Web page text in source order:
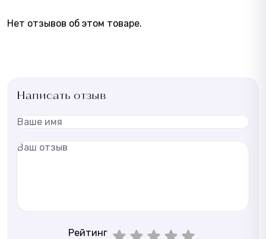
Нет отзывов об этом товаре.
Написать отзыв
Рейтинг